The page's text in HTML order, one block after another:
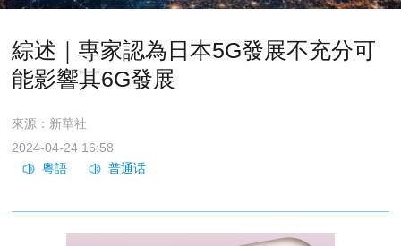
綜述｜專家認為日本5G發展不充分可
能影響其6G發展
來源：新華社
2024-04-24 16:58